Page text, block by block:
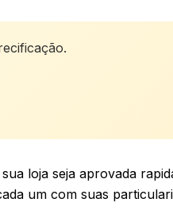
loja seja aprovada
um com suas